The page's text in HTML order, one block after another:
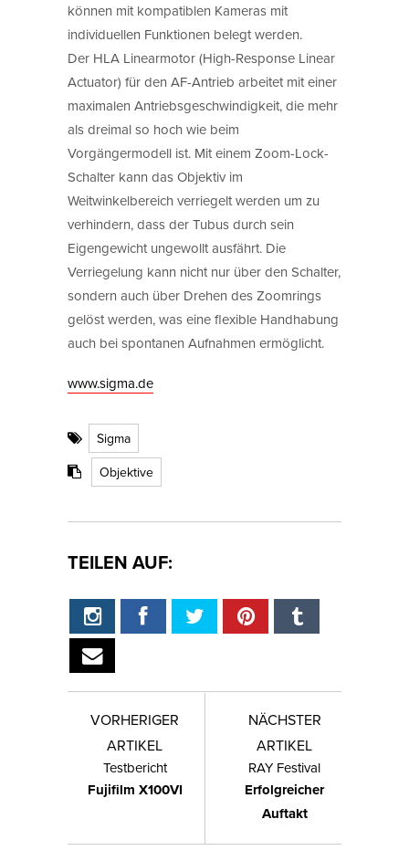
können mit kompatiblen Kameras mit
individuellen Funktionen belegt werden.
Der HLA Linearmotor (High-Response Linear
Actuator) für den AF-Antrieb arbeitet mit einer
maximalen Antriebsgeschwindigkeit, die mehr
als dreimal so hoch wie beim
Vorgängermodell ist. Mit einem Zoom-Lock-
Schalter kann das Objektiv im
Weitwinkelbereich verriegelt werden um zu
verhindern, dass der Tubus durch sein
Eigengewicht ungewollt ausfährt. Die
Verriegelung kann nicht nur über den Schalter,
sondern auch über Drehen des Zoomrings
gelöst werden, was eine flexible Handhabung
auch bei spontanen Aufnahmen ermöglicht.
www.sigma.de
Sigma
Objektive
TEILEN AUF:
VORHERIGER
ARTIKEL
Testbericht
Fujifilm X100VI
NÄCHSTER
ARTIKEL
RAY Festival
Erfolgreicher
Auftakt